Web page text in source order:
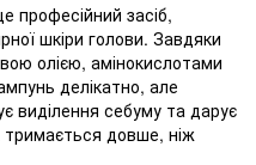
професійний засіб,
шкіри голови. Завдяки
олією, амінокислотами
делікатно, але
виділення себуму та дарує
тримається довше, ніж